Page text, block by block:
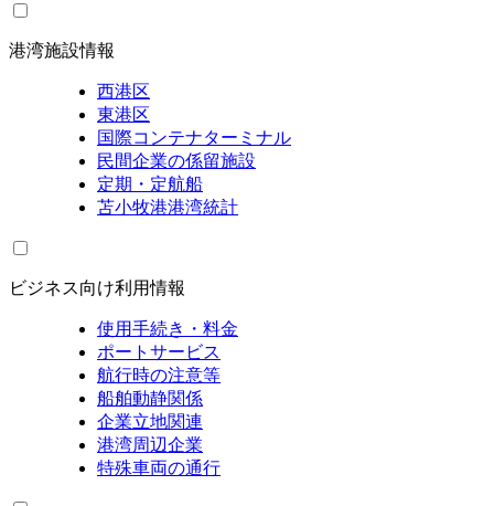
港湾施設情報
西港区
東港区
国際コンテナターミナル
民間企業の係留施設
定期・定航船
苫小牧港港湾統計
ビジネス向け利用情報
使用手続き・料金
ポートサービス
航行時の注意等
船舶動静関係
企業立地関連
港湾周辺企業
特殊車両の通行